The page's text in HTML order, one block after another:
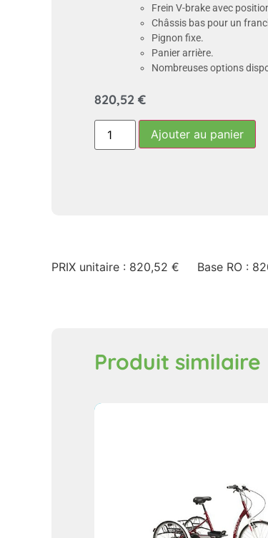
Frein V-brake avec
Châssis bas pour un
Pignon fixe.
Panier arrière.
Nombreuses options
820,52 €
Ajouter au panier
PRIX unitaire : 820,52 € Base RO :
Produit similaire